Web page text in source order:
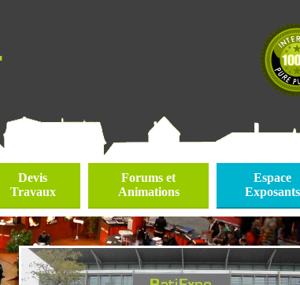
Devis
Travaux
Forums et
Animations
Espace
Exposants